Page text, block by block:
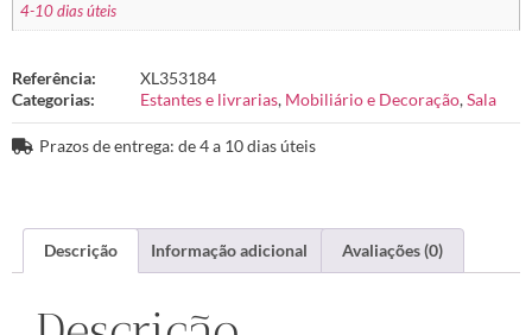
4-10 dias úteis
Referência:
XL353184
Categorias:
Estantes e livrarias, Mobiliário e Decoração,Sala
Prazos de entrega: de 4 a 10 dias úteis
Descrição Informação adicional Avaliações (0)